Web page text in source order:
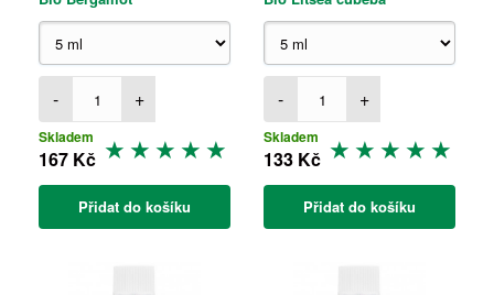
- +
Skladem
167 Kč
Přidat do košíku
- +
Skladem
133 Kč
Přidat do košíku